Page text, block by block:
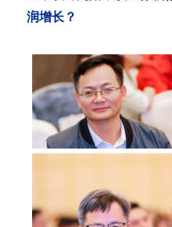
润增长？